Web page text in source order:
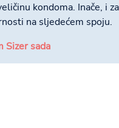
kondoma. Inače, i za
na sljedećem spoju.
Sizer sada